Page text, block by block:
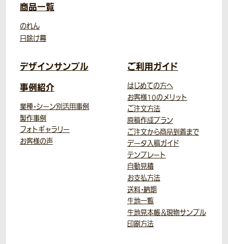
商品一覧
のれん
日除け幕
デザインサンプル
事例紹介
業種・シーン別活用事例
製作事例
フォトギャラリー
お客様の声
ご利用ガイド
はじめての方へ
お客様10のメリット
ご注文方法
原稿作成プラン
ご注文から商品到着まで
データ入稿ガイド
テンプレート
自動見積
お支払方法
送料・納期
生地一覧
生地見本帳＆現物サンプル
印刷方法